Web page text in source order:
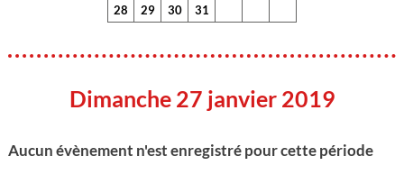
28
29 30 31
Dimanche 27 janvier 2019
Aucun évènement n'est enregistré pour cette période